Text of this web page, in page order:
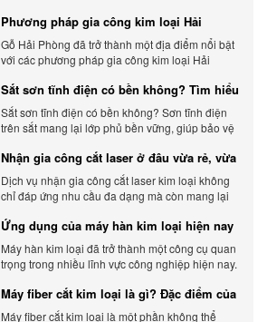
khách hàng. Xem ngay nhé.
Phương pháp gia công kim loại Hải
Phòng phổ biến hiện nay
Gỗ Hải Phòng đã trở thành một địa điểm nổi bật
với các phương pháp gia công kim loại Hải
Sắt sơn tĩnh điện có bền không? Tìm hiểu
chi tiết
Sắt sơn tĩnh điện có bền không? Sơn tĩnh điện
trên sắt mang lại lớp phủ bền vững, giúp bảo vệ
động bên ngoài.
Nhận gia công cắt laser ở đâu vừa rẻ, vừa
chất lượng
Dịch vụ nhận gia công cắt laser kim loại không
chỉ đáp ứng nhu cầu đa dạng mà còn mang lại
Ứng dụng của máy hàn kim loại hiện nay
Máy hàn kim loại đã trở thành một công cụ quan
trọng trong nhiều lĩnh vực công nghiệp hiện nay.
Máy fiber cắt kim loại là gì? Đặc điểm của
máy fiber
Máy fiber cắt kim loại là một phần không thể